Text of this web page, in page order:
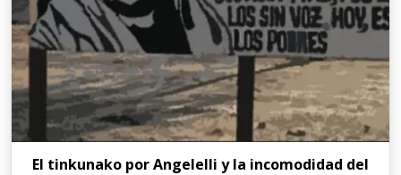
El tinkunako por Angelelli y la incomodidad del